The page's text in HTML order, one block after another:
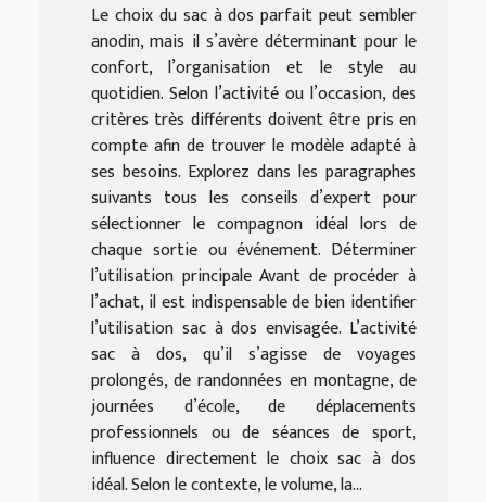
Le choix du sac à dos parfait peut sembler
anodin, mais il s’avère déterminant pour le
confort, l’organisation et le style au
quotidien. Selon l’activité ou l’occasion, des
critères très différents doivent être pris en
compte afin de trouver le modèle adapté à
ses besoins. Explorez dans les paragraphes
suivants tous les conseils d’expert pour
sélectionner le compagnon idéal lors de
chaque sortie ou événement. Déterminer
l’utilisation principale Avant de procéder à
l’achat, il est indispensable de bien identifier
l’utilisation sac à dos envisagée. L’activité
sac à dos, qu’il s’agisse de voyages
prolongés, de randonnées en montagne, de
journées d’école, de déplacements
professionnels ou de séances de sport,
influence directement le choix sac à dos
idéal. Selon le contexte, le volume, la...